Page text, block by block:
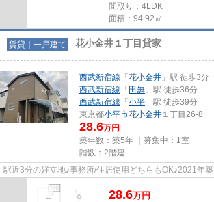
間取り：4LDK
面積：94.92㎡
賃貸｜一戸建て 花小金井１丁目貸家
西武新宿線 「 花小金井 」駅 徒歩3分
西武新宿線 「 田無 」駅 徒歩36分
西武新宿線 「 小平 」駅 徒歩39分
東京都小平市花小金井 １丁目26-8
28.6万円
築年数：築5年 ｜募集中： 1室
階数：2階建
駅近3分の好立地♪事務所/住居使用どちらもOK♪2021年築
28.6万円